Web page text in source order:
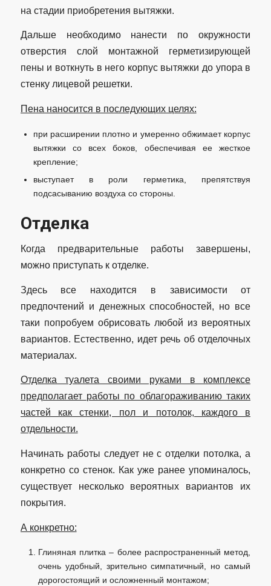
на стадии приобретения вытяжки.
Дальше необходимо нанести по окружности
отверстия слой монтажной герметизирующей
пены и воткнуть в него корпус вытяжки до упора в
стенку лицевой решетки.
Пена наносится в последующих целях:
при расширении плотно и умеренно обжимает корпус
вытяжки со всех боков, обеспечивая ее жесткое
крепление;
выступает в роли герметика, препятствуя
подсасыванию воздуха со стороны.
Отделка
Когда предварительные работы завершены,
можно приступать к отделке.
Здесь все находится в зависимости от
предпочтений и денежных способностей, но все
таки попробуем обрисовать любой из вероятных
вариантов. Естественно, идет речь об отделочных
материалах.
Отделка туалета своими руками в комплексе
предполагает работы по облагораживанию таких
частей как стенки, пол и потолок, каждого в
отдельности.
Начинать работы следует не с отделки потолка, а
конкретно со стенок. Как уже ранее упоминалось,
существует несколько вероятных вариантов их
покрытия.
А конкретно:
Глиняная плитка – более распространенный метод,
очень удобный, зрительно симпатичный, но самый
дорогостоящий и осложненный монтажом;